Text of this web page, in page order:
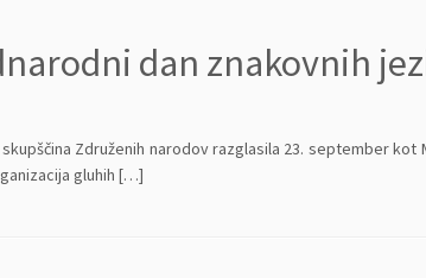
dan znakovnih
Združenih narodov razglasila 23. september kot
gluhih […]